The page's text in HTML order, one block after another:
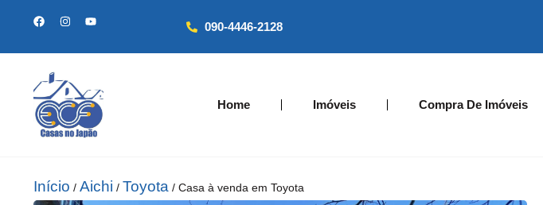
090-4446-2128
Home Imóveis Compra De Imóveis
Início / Aichi / Toyota / Casa à venda em Toyota